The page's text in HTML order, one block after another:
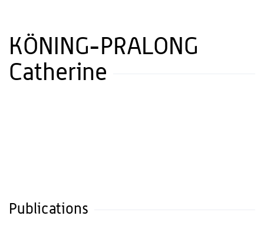
KÖNING-PRALONG
Catherine
Publications